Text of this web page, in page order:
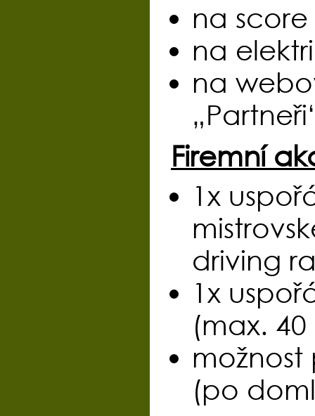
na
na
na
Firemní
1x
driving
1x
(max.
(po